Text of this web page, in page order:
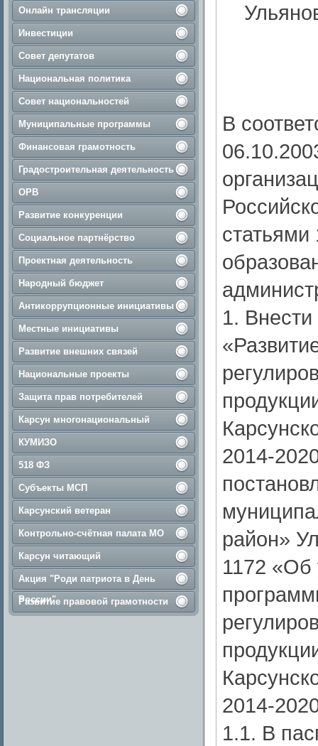
Онлайн трансляции
Инвестиции
Совет депутатов
Национальная политика
Совет национальностей
Муниципальные программы
Финансовая грамотность
Градостроительная деятельность
ОРВ
Развитие конкуренции
Социальное партнёрство
Проектная деятельность
Народный бюджет
Антикоррупционные инициативы
Местные инициативы
Развитие внешних связей
Национальные проекты
Защита прав потребителей
Карсун многонациональный
КУМИЗО
518 ФЗ
Субъекты МСП
Карсунский ветеран
Контрольно-счётная палата МО
Карсун читающий
Акция "Роди патриота в День
России"
Развитие правовой грамотности
В
статьями
1.
2014-
район»
1172 «Об
2014-
1.1. В